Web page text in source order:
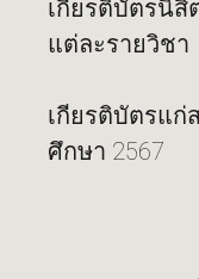
เกียรติบัตรนิสิ
แต่ละรายวิชา
เกียรติบัตรแก่
ศึกษา 2567